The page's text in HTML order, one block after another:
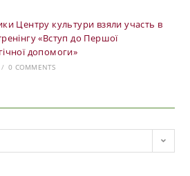
Центру культури взяли участь в
«Вступ до Першої
допомоги»
/ 0 COMMENTS